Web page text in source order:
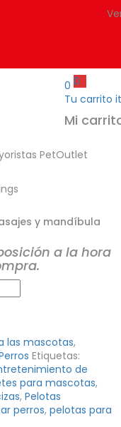
0
Tu carrito
0
Mi
PetOutlet
y mandíbula
a la hora
las mascotas,
Etiquetas:
de
para mascotas,
, Pelotas
perros, pelotas para
Redondo
...